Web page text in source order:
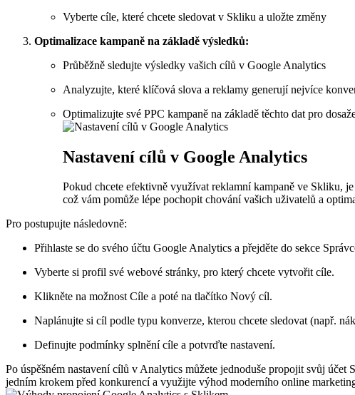
Vyberte cíle, které chcete sledovat v Skliku a uložte změny
Optimalizace kampaně na základě výsledků:
Průběžně sledujte výsledky vašich cílů v Google Analytics
Analyzujte, které klíčová slova a reklamy generují nejvíce
Optimalizujte své PPC kampaně na základě těchto dat pro
Nastavení cílů v Google Analytics
Pokud chcete efektivně využívat reklamní kampaně ve Skliku,
což vám pomůže lépe pochopit chování vašich uživatelů a
Pro postupujte následovně:
Přihlaste se do svého účtu Google Analytics a přejděte do sekce
Vyberte si profil své webové stránky, pro který chcete vytvořit cíle.
Klikněte na možnost Cíle a poté na tlačítko Nový cíl.
Naplánujte si cíl podle typu konverze, kterou chcete sledovat (např.
Definujte podmínky splnění cíle a potvrďte nastavení.
Po úspěšném nastavení cílů v Analytics můžete jednoduše propojit svůj
jedním krokem před konkurencí a využijte výhod moderního online